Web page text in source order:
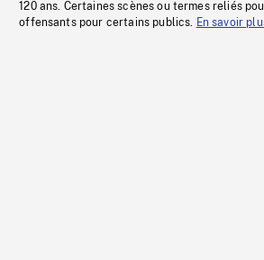
120 ans. Certaines scènes ou termes reliés
offensants pour certains publics. En savoir